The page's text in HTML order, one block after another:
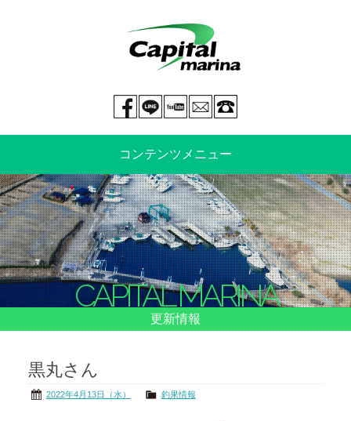
mail
You tube
LINE@
Facebook page
コンテンツメニュー
中古艇情報 新艇情報
船のご売却 整備・特殊艤装
船舶保険 マリーナ情報・料金表
茨城の海
CAPITAL MARINA
更新情報
黒丸さん
2022年4月13日（水） 釣果情報